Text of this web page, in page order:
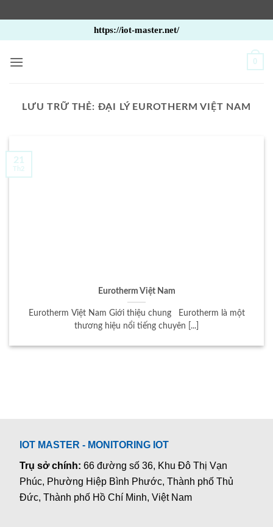
qua
nội
https://iot-master.net/
0
LƯU TRỮ THẺ: ĐẠI LÝ EUROTHERM VIỆT NAM
Eurotherm Việt Nam
Eurotherm Việt Nam Giới thiệu chung Eurotherm là một
thương hiệu nổi tiếng chuyên [...]
21
Th2
IOT MASTER - MONITORING IOT
Trụ sở chính:66 đường số 36, Khu Đô Thị Vạn
Phúc, Phường Hiệp Bình Phước, Thành phố Thủ
Đức, Thành phố Hồ Chí Minh, Việt Nam